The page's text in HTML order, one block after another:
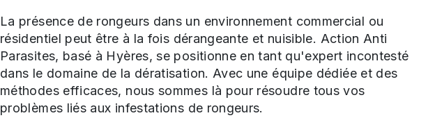
La présence de rongeurs dans un environnement commercial ou
résidentiel peut être à la fois dérangeante et nuisible. Action Anti
Parasites, basé à Hyères, se positionne en tant qu'expert incontesté
dans le domaine de la dératisation. Avec une équipe dédiée et des
méthodes efficaces, nous sommes là pour résoudre tous vos
problèmes liés aux infestations de rongeurs.